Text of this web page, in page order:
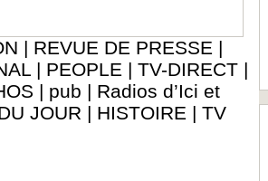
| REVUE DE PRESSE |
| PEOPLE | TV-DIRECT |
| pub | Radios d’Ici et
JOUR | HISTOIRE | TV